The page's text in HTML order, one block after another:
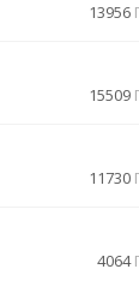
13956
15509
11730
4064